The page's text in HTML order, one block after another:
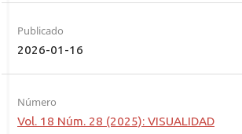
Publicado
2026-01-16
Número
Vol. 18 Núm. 28 (2025): VISUALIDAD